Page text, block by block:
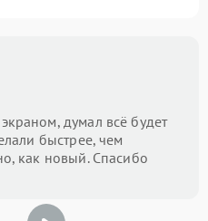
думал всё будет
быстрее, чем
как новый. Спасибо